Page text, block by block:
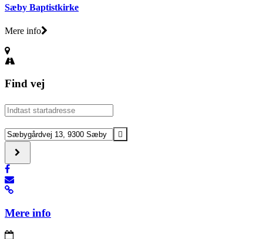
Sæby Baptistkirke
Mere info
Find vej
Address
-
Sæby
Baptistkirkes
rejsegilde
[]
Destination
Address
Sæby
Baptistkirkes
rejsegilde
[]
Mere info